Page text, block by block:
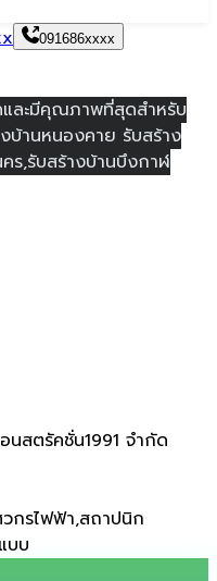
091686xxxx
และมีคุณภาพที่สุดสำหรับ
บ้านหนองคาย รับสร้าง
ร,รับสร้างบ้านบึงกาฬ
สตรัคชั่น1991 จำกัด
วกรไฟฟ้า,สถาปนิก
บบ